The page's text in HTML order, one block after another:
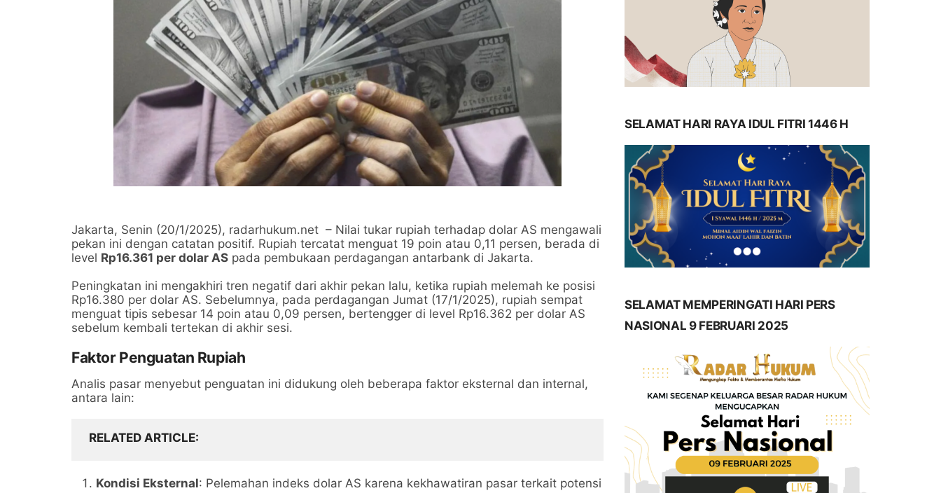
Jakarta, Senin (20/1/2025), radarhukum.net – Nilai tukar rupiah terhadap dolar AS mengawali
pekan ini dengan catatan positif. Rupiah tercatat menguat 19 poin atau 0,11 persen, berada di
level Rp16.361 per dolar AS pada pembukaan perdagangan antarbank di Jakarta.
Peningkatan ini mengakhiri tren negatif dari akhir pekan lalu, ketika rupiah melemah ke posisi
Rp16.380 per dolar AS. Sebelumnya, pada perdagangan Jumat (17/1/2025), rupiah sempat
menguat tipis sebesar 14 poin atau 0,09 persen, bertengger di level Rp16.362 per dolar AS
sebelum kembali tertekan di akhir sesi.
Faktor Penguatan Rupiah
Analis pasar menyebut penguatan ini didukung oleh beberapa faktor eksternal dan internal,
antara lain:
RELATED ARTICLE
Kondisi Eksternal: Pelemahan indeks dolar AS karena kekhawatiran pasar terkait potensi
SELAMAT HARI RAYA IDUL FITRI 1446 H
SELAMAT MEMPERINGATI HARI PERS
NASIONAL 9 FEBRUARI 2025